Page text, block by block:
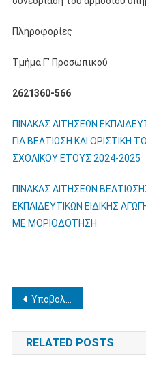
Πληροφορίες
Τμήμα Γ’ Προσωπικού
2621360-566
ΠΙΝΑΚΑΣ ΑΙΤΗΣΕΩΝ
ΓΙΑ ΒΕΛΤΙΩΣΗ ΚΑΙ
ΣΧΟΛΙΚΟΥ ΕΤΟΥΣ 2024-2025
ΠΙΝΑΚΑΣ ΑΙΤΗΣΕΩΝ
ΕΚΠΑΙΔΕΥΤΙΚΩΝ ΕΙΔΙΚΗΣ
ΜΕ ΜΟΡΙΟΔΟΤΗΣΗ
Πλοήγηση
άρθρων
Υποβολή Δήλωσης Οριστικής Τοποθέτησης ΕΕΠ/ΕΒΠ σε κενές οργανικές θέσεις Δ.Ε Ηλείας 2025-2026
RELATED POSTS